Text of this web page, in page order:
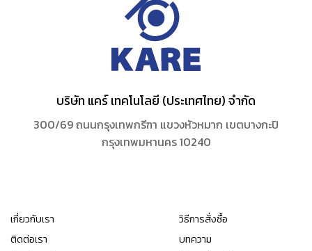
บริษัท แคร์ เทคโนโลยี (ประเทศไทย) จำกัด
300/69 ถนนกรุงเทพกรีฑา แขวงหัวหมาก เขตบางกะปิ
กรุงเทพมหานคร 10240
เกี่ยวกับเรา
ติดต่อเรา
วิธีการสั่งซื้อ
บทความ